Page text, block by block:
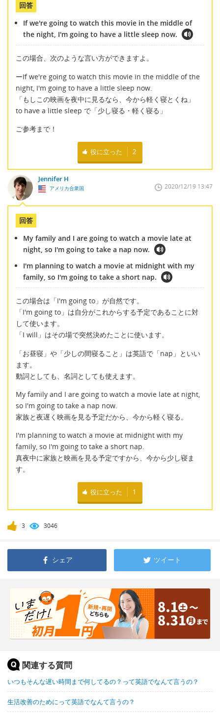
回答
If we're going to watch this movie in the middle of
the night, I'm going to have a little sleep now.
この場合、次のような言い方ができますよ。
ーIf we're going to watch this movie in the middle of the
night, I'm going to have a little sleep now.
「もしこの映画を夜中に見るなら、今から軽く寝とくね」
to have a little sleep で「少し寝る・軽く寝る」
ご参考まで！
役に立った 2
Jennifer H
アメリカ合衆国 2020/12/19 13:47
回答
My family and I are going to watch a movie late at
night, so I'm going to take a nap now.
I'm planning to watch a movie at midnight with my
family, so I'm going to take a short nap.
この場合は「I'm going to」が自然です。
「I'm going to」は自分がこれからする予定であることに対
して使います。
「I will」はその場で突然決めたことに使います。
「お昼寝」や「少しの間寝ること」は英語で「nap」といい
ます。
動詞としても、名詞としても使えます。
My family and I are going to watch a movie late at night,
so I'm going to take a nap now.
家族と夜遅く映画を見る予定だから、今から軽く寝る。
I'm planning to watch a movie at midnight with my
family, so I'm going to take a short nap.
真夜中に家族と映画を見る予定ですから、今から少し寝ま
す。
役に立った 1
3 3046
シェア ツイート
関連する質問
いつもそんな遅い時間まで何してるの？って英語でなんて言うの？
生活改善のためにって英語でなんて言うの？